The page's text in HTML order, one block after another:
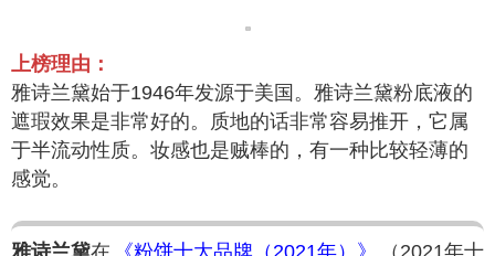
上榜理由：
雅诗兰黛始于1946年发源于美国。雅诗兰黛粉底液的
遮瑕效果是非常好的。质地的话非常容易推开，它属
于半流动性质。妆感也是贼棒的，有一种比较轻薄的
感觉。
雅诗兰黛在 《粉饼十大品牌（2021年）》
（2021年十